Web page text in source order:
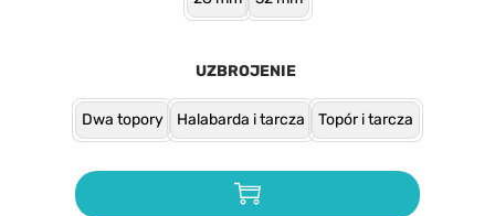
UZBROJENIE
Dwa topory Halabarda i tarcza Topór i tarcza